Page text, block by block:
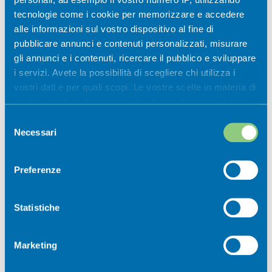
tecnologie come i cookie per memorizzare e accedere
alle informazioni sul vostro dispositivo al fine di
pubblicare annunci e contenuti personalizzati, misurare
gli annunci e i contenuti, ricercare il pubblico e sviluppare
i servizi. Avete la possibilità di scegliere chi utilizza i
vostri dati e per quali scopi. Le vostre scelte in materia di
privacy sono applicabili solo su questa proprietà digitale
modificare o revocare il proprio consenso in qualsiasi
momento dalla Dichiarazione sui cookie o facendo clic
raccogliere informazioni sulla tua posizione
geografica, con un'approssimazione di qualche
Identificare il tuo dispositivo, scansionandolo
delNecessari
Preferenze
Statistiche
Marketing
museali 2026
Casazza
non perdere nessuna novità dal mondo
della Val Cavallina.